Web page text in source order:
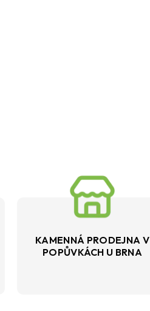
KAMENNÁ PRODEJNA V
POPŮVKÁCH U BRNA